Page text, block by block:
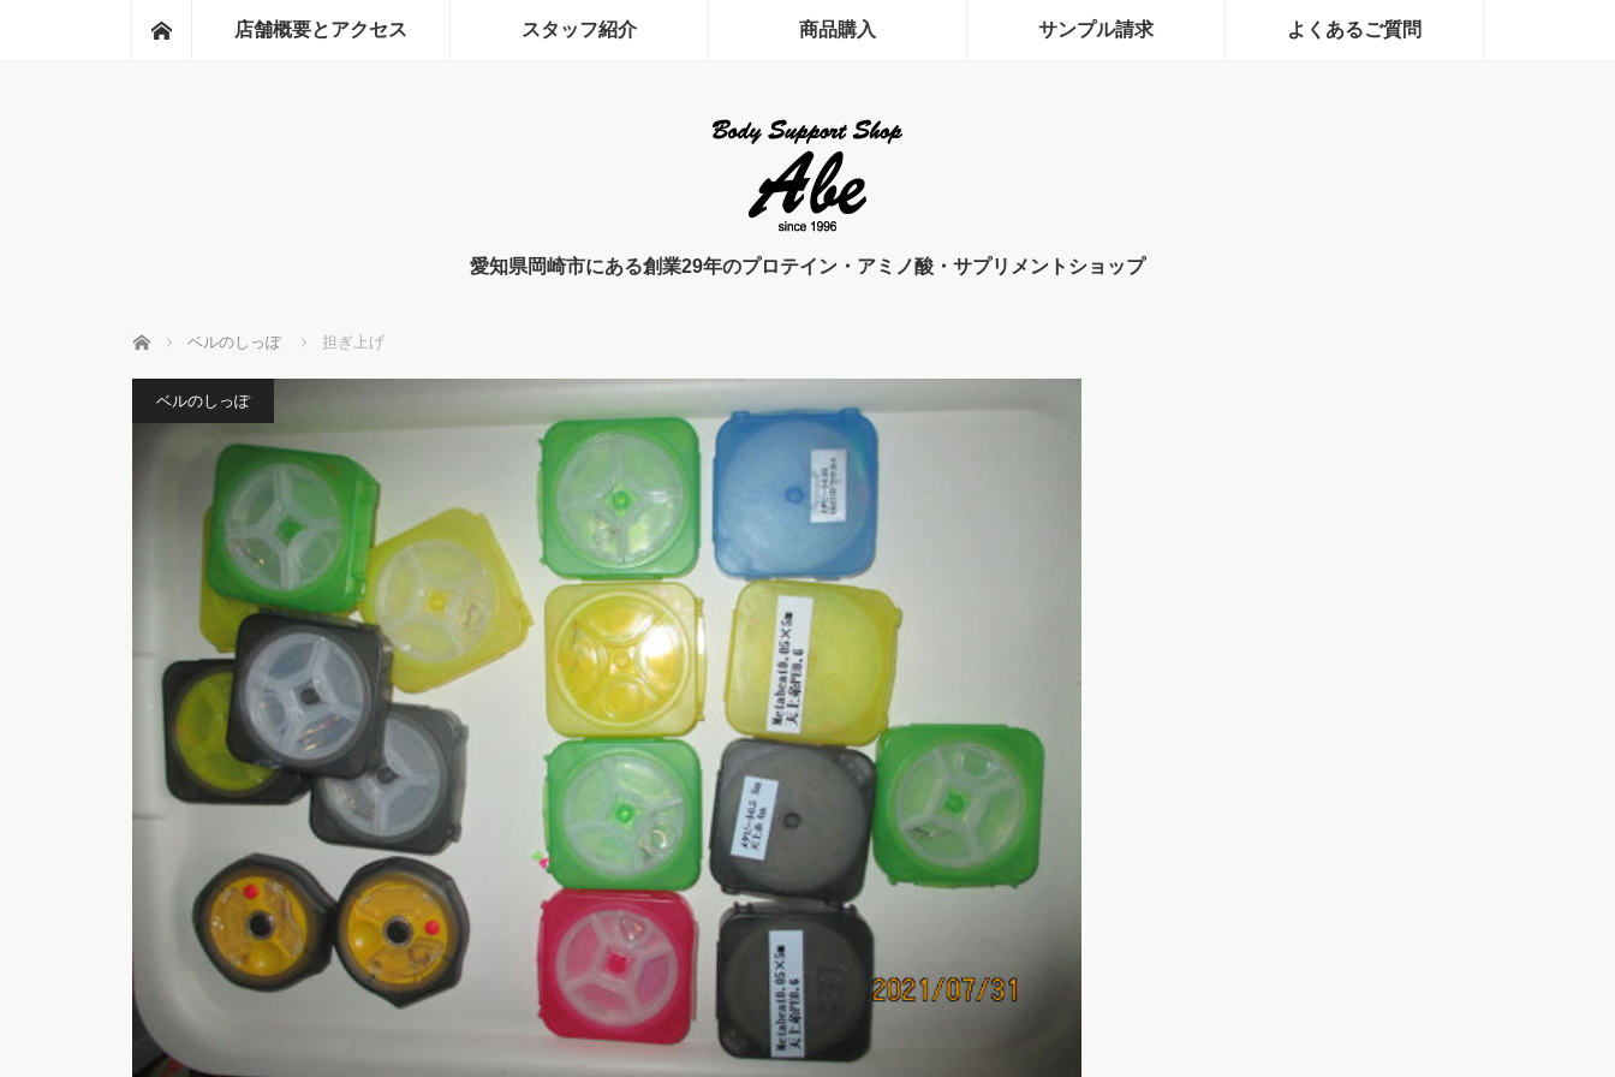
ホーム店舗概要とアクセス スタッフ紹介 商品購入 サンプル請求 よくあるご質問
愛知県岡崎市にある創業29年のプロテイン・アミノ酸・サプリメントショップ
ホーム ベルのしっぽ 担ぎ上げ
ベルのしっぽ